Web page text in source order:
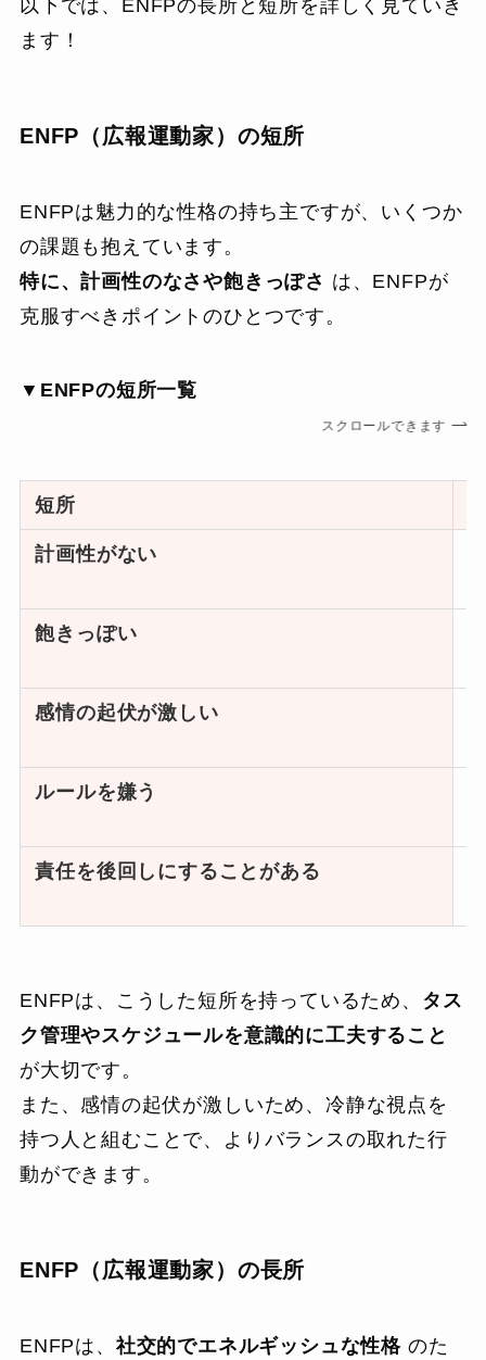
以下では、ENFPの長所と短所を詳しく見ていき
ます！
ENFP（広報運動家）の短所
ENFPは魅力的な性格の持ち主ですが、いくつか
の課題も抱えています。
特に、計画性のなさや飽きっぽさ は、ENFPが
克服すべきポイントのひとつです。
▼ENFPの短所一覧
スクロールできます
短所
計画性がない
飽きっぽい
感情の起伏が激しい
ルールを嫌う
責任を後回しにすることがある
ENFPは、こうした短所を持っているため、
タス
ク管理やスケジュールを意識的に工夫すること
が大切です。
また、感情の起伏が激しいため、冷静な視点を
持つ人と組むことで、よりバランスの取れた行
動ができます。
ENFP（広報運動家）の長所
ENFPは、 社交的でエネルギッシュな性格 のた